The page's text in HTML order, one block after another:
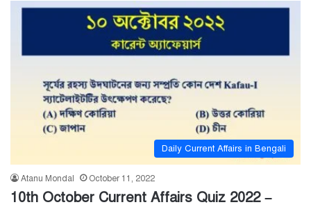
Daily Current Affairs in Bengali
Atanu Mondal October 11, 2022
10th October Current Affairs Quiz 2022 –